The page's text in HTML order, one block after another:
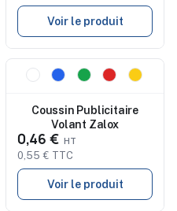
Voir le produit
Nouveau
Coussin Publicitaire
Volant Zalox
0,46 €
0,55 € TTC
Voir le produit